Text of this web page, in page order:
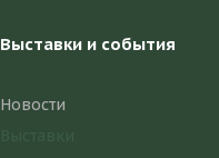
Выставки и события
Новости